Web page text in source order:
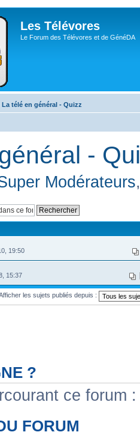
Les Télévores
Le Forum des Télévores et de GénéDA
La télé en général - Quizz
-
Modérateurs
19:50
15:37
les sujets publiés depuis :
?
ce forum
FORUM